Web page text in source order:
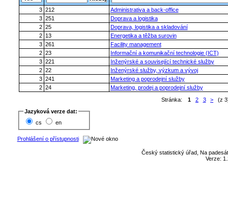
3 212
Administrativa a back-office
3 251
Doprava a logistika
2 25
Doprava, logistika a skladování
2 13
Energetika a těžba surovin
3 261
Facility management
2 23
Informační a komunikační technologie (ICT)
3 221
Inženýrské a související technické služby
2 22
Inženýrské služby, výzkum a vývoj
3 241
Marketing a poprodejní služby
2 24
Marketing, prodej a poprodejní služby
Stránka:
1 2 3 > (z
Jazyková verze dat:
cs
en
Prohlášení o přístupnosti
Český statistický úřad, Na
Verze: